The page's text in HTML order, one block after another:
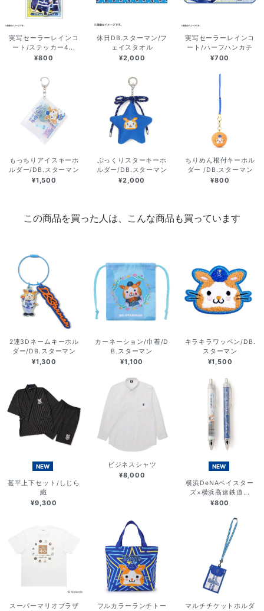
実写セーラーレインコ
ート/ステッカー4...
¥800
休日DB.スターマン/フ
ェイスタオル
¥2,000
実写セーラーレインコ
ート/ハーフハンカチ
¥700
もっちりアイスキーホ
ルダー/DB.スターマン
¥1,500
ぷっくりスターキーホ
ルダー/DB.スターマン
¥2,000
ちりめん根付キーホル
ダー /DB.スターマン
¥800
この商品を買った人は、こんな商品も買っています
2連3Dネームキーホル
ダー/DB.スターマン
¥1,300
カーネーション/巾着/D
B.スターマン
¥1,100
キラキラワッペン/DB.
スターマン
¥1,500
NEW
甚平上下セット/しじら
織
¥9,300
ビジネスシャツ
¥8,000
NEW
横浜DeNAベイスター
ズ×横浜高速鉄道...
¥800
スーパーマリオブラザ
フルカラーランチトー
マルチチケットホルダ